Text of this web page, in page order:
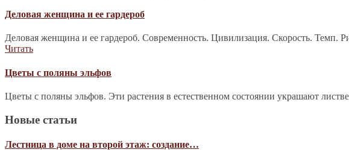
Деловая женщина и ее гардероб
Деловая женщина и ее гардероб. Современность. Цивилизация. Скорость. Темп.
Читать
Цветы с поляны эльфов
Цветы с поляны эльфов. Эти растения в естественном состоянии украшают
Новые статьи
Лестница в доме на второй этаж: создание…